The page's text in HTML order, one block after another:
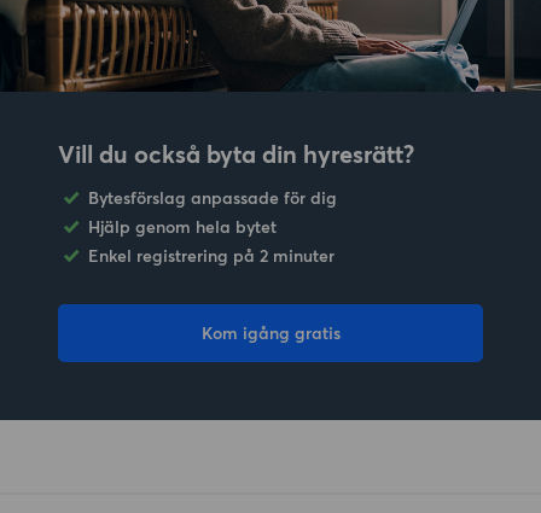
Vill du också byta din hyresrätt?
Bytesförslag anpassade för dig
Hjälp genom hela bytet
Enkel registrering på 2 minuter
Kom igång gratis